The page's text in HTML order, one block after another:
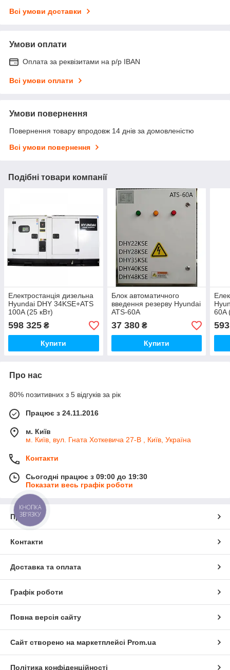
Всі умови доставки
Умови оплати
Оплата за реквізитами на р/р IBAN
Всі умови оплати
Умови повернення
Повернення товару впродовж 14 днів за домовленістю
Всі умови повернення
Подібні товари компанії
Електростанція дизельна
Hyundai DHY 34KSE+ATS
100A (25 кВт)
598 325 ₴
Купити
Блок автоматичного
введення резерву Hyundai
ATS-60A
37 380₴
Купити
60A
Про нас
80% позитивних з 5 відгуків за рік
Працює з 24.11.2016
м. Київ
м. Київ, вул. Гната Хоткевича 27-В , Київ, Україна
Контакти
Сьогодні працює з 09:00 до 19:30
Показати весь графік роботи
Про нас
Контакти
Доставка та оплата
Графік роботи
Повна версія сайту
Сайт створено на маркетплейсі Prom.ua
Політика конфіденційності
КНОПКА
ЗВ'ЯЗКУ